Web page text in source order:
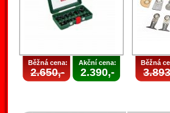
Běžná cena:
2.650,-
Akční cena:
2.390,-
Běžná